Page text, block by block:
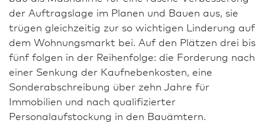
der Auftragslage im Planen und Bauen aus, sie
trügen gleichzeitig zur so wichtigen Linderung auf
dem Wohnungsmarkt bei. Auf den Plätzen drei bis
fünf folgen in der Reihenfolge: die Forderung nach
einer Senkung der Kaufnebenkosten, eine
Sonderabschreibung über zehn Jahre für
Immobilien und nach qualifizierter
Personalaufstockung in den Bauämtern.